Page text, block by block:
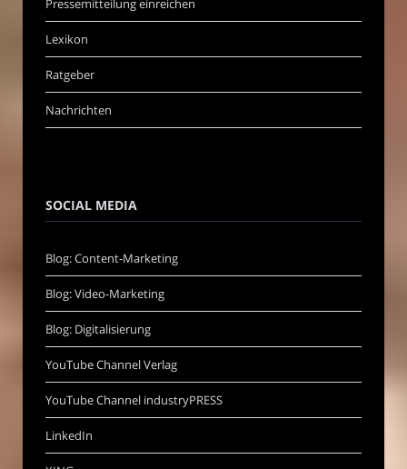
Pressemitteilung einreichen
Lexikon
Ratgeber
Nachrichten
SOCIAL MEDIA
Blog: Content-Marketing
Blog: Video-Marketing
Blog: Digitalisierung
YouTube Channel Verlag
YouTube Channel industryPRESS
LinkedIn